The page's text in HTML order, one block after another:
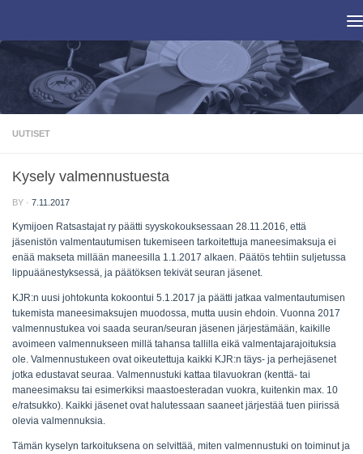
UUTISET
Kysely valmennustuesta
BY · 7.11.2017
Kymijoen Ratsastajat ry päätti syyskokouksessaan 28.11.2016, että
jäsenistön valmentautumisen tukemiseen tarkoitettuja maneesimaksuja ei
enää makseta millään maneesilla 1.1.2017 alkaen. Päätös tehtiin suljetussa
lippuäänestyksessä, ja päätöksen tekivät seuran jäsenet.
KJR:n uusi johtokunta kokoontui 5.1.2017 ja päätti jatkaa valmentautumisen
tukemista maneesimaksujen muodossa, mutta uusin ehdoin. Vuonna 2017
valmennustukea voi saada seuran/seuran jäsenen järjestämään, kaikille
avoimeen valmennukseen millä tahansa tallilla eikä valmentajarajoituksia
ole. Valmennustukeen ovat oikeutettuja kaikki KJR:n täys- ja perhejäsenet
jotka edustavat seuraa. Valmennustuki kattaa tilavuokran (kenttä- tai
maneesimaksu tai esimerkiksi maastoesteradan vuokra, kuitenkin max. 10
e/ratsukko). Kaikki jäsenet ovat halutessaan saaneet järjestää tuen piirissä
olevia valmennuksia.
Tämän kyselyn tarkoituksena on selvittää, miten valmennustuki on toiminut ja